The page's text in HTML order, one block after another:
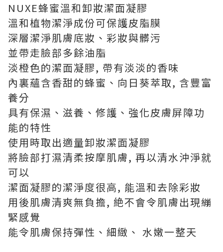
NUXE蜂蜜溫和卸妝潔面凝膠
溫和植物潔淨成份可保護皮脂膜
深層潔淨肌膚底妝、彩妝與髒污
並帶走臉部多餘油脂
淡橙色的潔面凝膠, 帶有淡淡的香味
內裏蘊含香甜的蜂蜜、向日葵萃取, 含豐富
養分
具有保濕、滋養、修護、強化皮膚屏障功
能的特性
使用時取出適量卸妝潔面凝膠
將臉部打濕清柔按摩肌膚, 再以清水沖淨就
可以
潔面凝膠的潔淨度很高, 能溫和去除彩妝
用後肌膚清爽無負擔, 絶不會令肌膚出現繃
緊感覺
能令肌膚保持彈性、細緻、 水嫩一整天